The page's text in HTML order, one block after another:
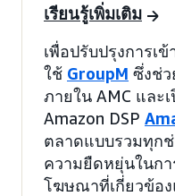
เรียนรู้เพิ่มเติม
เพื่อปรับปรุงการเ
ใช้ GroupM ซึ่งช่ว
ภายใน AMC และ
Amazon DSP
ตลาดแบบรวมทุกช่
ความยืดหยุ่นในก
โฆษณาที่เกี่ยวข้อ